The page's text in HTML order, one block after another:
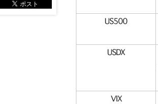
US500
USDX
VIX